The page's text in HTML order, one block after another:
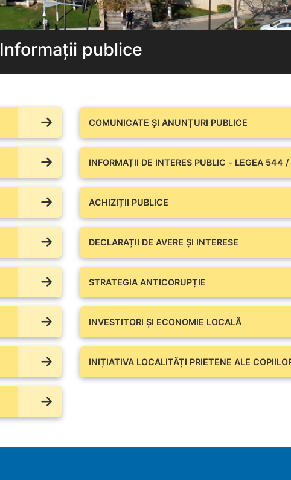
Informații publice
COMUNICATE ŞI ANUNȚURI PUBLICE
INFORMAȚII DE INTERES PUBLIC - LEGEA 544
ACHIZIȚII PUBLICE
DECLARAȚII DE AVERE ŞI INTERESE
STRATEGIA ANTICORUPȚIE
INVESTITORI ȘI ECONOMIE LOCALĂ
INIȚIATIVA LOCALITĂȚI PRIETENE ALE